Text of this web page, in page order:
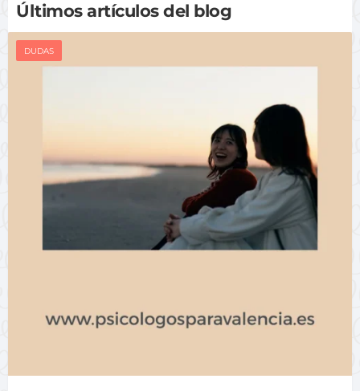
Últimos artículos del blog
DUDAS